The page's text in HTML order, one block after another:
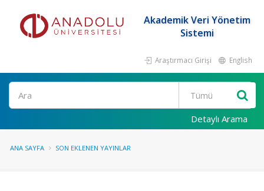
Akademik Veri Yönetim
Sistemi
Araştırmacı Girişi English
Ara
Detaylı Arama
ANA SAYFA SON EKLENEN YAYINLAR